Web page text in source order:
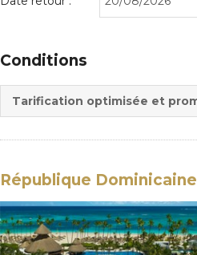
Conditions
Tarification optimisée et
République